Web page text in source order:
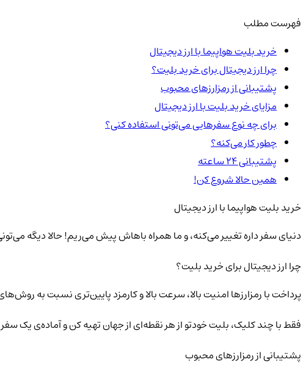
فهرست مطلب
خرید بلیت هواپیما با ارز دیجیتال
چرا ارز دیجیتال برای خرید بلیت؟
پشتیبانی از رمزارزهای محبوب
مزایای خرید بلیت با ارز دیجیتال
برای چه نوع سفرهایی می‌تونی استفاده کنی؟
چطور کار می‌کنه؟
پشتیبانی ۲۴ ساعته
همین حالا شروع کن!
خرید بلیت هواپیما با ارز دیجیتال
دنیای سفر داره تغییر می‌کنه، و ما همراه باهاش پیش می‌ریم! حالا دیگه
چرا ارز دیجیتال برای خرید بلیت؟
پرداخت با رمزارزها امنیت بالا، سرعت بالا و کارمزد پایین‌تری نسبت به
فقط با چند کلیک، بلیت خودتو از هر نقطه‌ای از جهان تهیه کن و آماده‌ی یک
پشتیبانی از رمزارزهای محبوب